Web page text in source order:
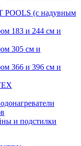
POOLS (с надувным
183 и 244 см и
305 см и
366 и 396 см и
и подстилки